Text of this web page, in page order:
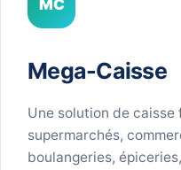
MC
Mega-Caisse
Une solution de caisse
supermarchés,
boulangeries,